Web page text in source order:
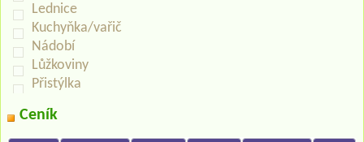
Lednice
Kuchyňka/vařič
Nádobí
Lůžkoviny
Přistýlka
Ceník